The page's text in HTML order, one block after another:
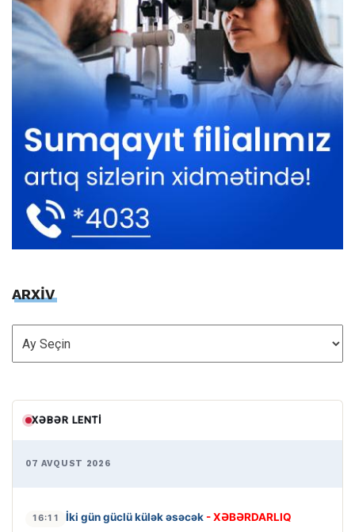
ARXİV
ARXİV
XƏBƏR LENTI
07 AVQUST 2026
16:11 İki gün güclü külək əsəcək - XƏBƏRDARLIQ